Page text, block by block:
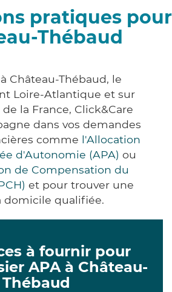
pratiques pour
Thébaud
Château-Thébaud, le
Loire-Atlantique et sur
la France, Click&Care
dans vos demandes
comme l'Allocation
d'Autonomie (APA) ou
de Compensation du
et pour trouver une
domicile qualifiée.
à fournir pour
APA à Château-
Thébaud